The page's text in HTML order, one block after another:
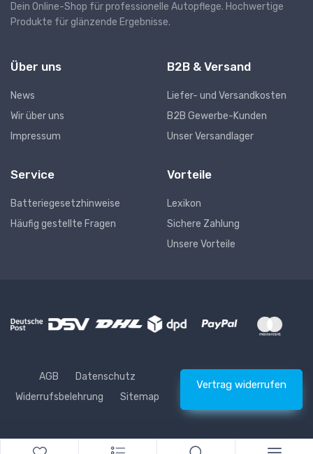
Dein Online-Shop für professionelle Autopflege. Hochwertige
Produkte für glänzende Ergebnisse.
Über uns
News
Wir über uns
Impressum
B2B & Versand
Liefer- und Versandkosten
B2B Gewerbe-Kunden
Unser Versandlager
Service
Batteriegesetzhinweise
Häufig gestellte Fragen
Vorteile
Lexikon
Sichere Zahlung
Unsere Vorteile
AGB
Datenschutz
Widerrufsbelehrung
Sitemap
Vertrag widerrufen